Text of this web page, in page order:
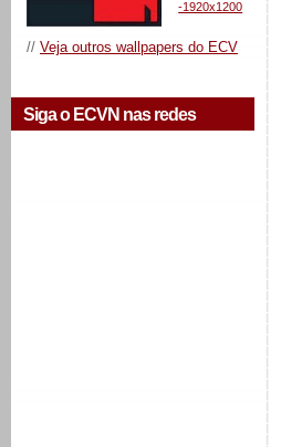
-1920x1200
// Veja outros wallpapers do ECV
Siga o ECVN nas redes